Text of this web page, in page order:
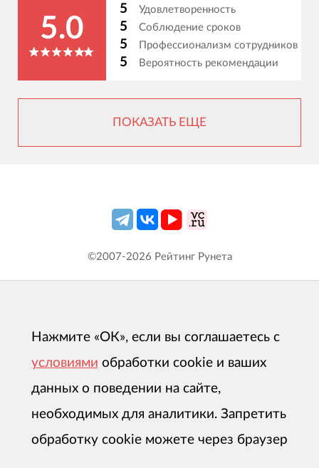
5.0
5 Удовлетворенность
5 Соблюдение сроков
5 Профессионализм сотрудников
5 Вероятность рекомендации
ПОКАЗАТЬ ЕЩЕ
©2007-2026 Рейтинг Рунета
Нажмите «ОК», если вы соглашаетесь с
условиями обработки cookie и ваших
данных о поведении на сайте,
необходимых для аналитики. Запретить
обработку cookie можете через браузер